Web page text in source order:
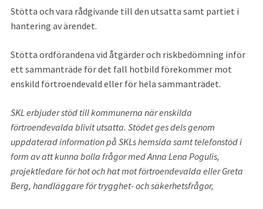
Stötta och vara rådgivande till den utsatta samt partiet i
hantering av ärendet.
Stötta ordförandena vid åtgärder och riskbedömning inför
ett sammanträde för det fall hotbild förekommer mot
enskild förtroendevald eller för hela sammanträdet.
SKL erbjuder stöd till kommunerna när enskilda
förtroendevalda blivit utsatta. Stödet ges dels genom
uppdaterad information på SKLs hemsida samt telefonstöd i
form av att kunna bolla frågor med Anna Lena Pogulis,
projektledare för hot och hat mot förtroendevalda eller Greta
Berg, handläggare för trygghet- och säkerhetsfrågor,